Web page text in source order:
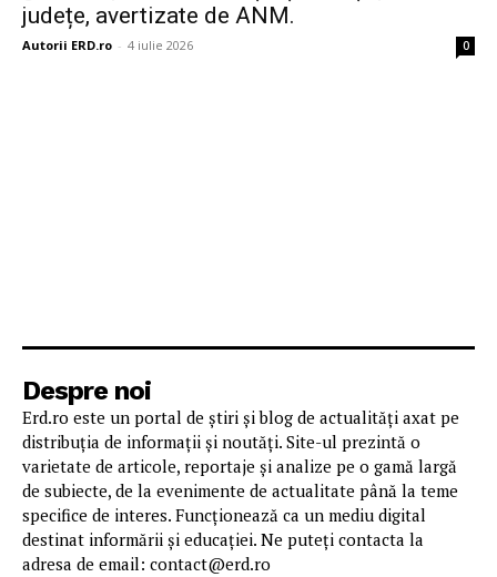
județe, avertizate de ANM.
Autorii ERD.ro - 4 iulie 2026 0
Despre noi
Erd.ro este un portal de știri și blog de actualități axat pe
distribuția de informații și noutăți. Site-ul prezintă o
varietate de articole, reportaje și analize pe o gamă largă
de subiecte, de la evenimente de actualitate până la teme
specifice de interes. Funcționează ca un mediu digital
destinat informării și educației. Ne puteți contacta la
adresa de email: contact@erd.ro